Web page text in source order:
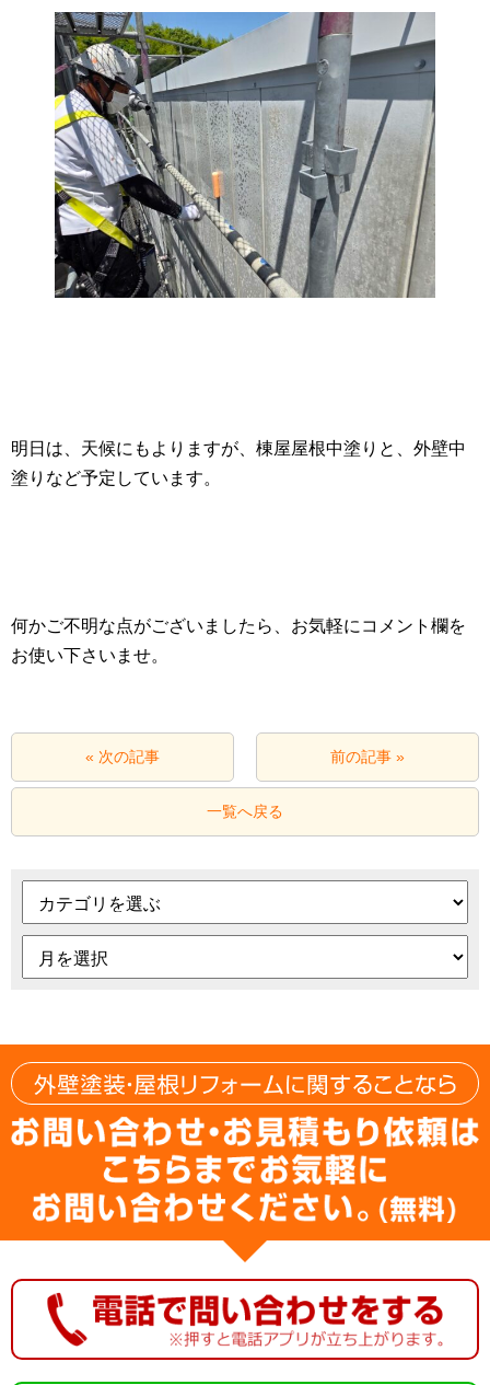
明日は、天候にもよりますが、棟屋屋根中塗りと、外壁中
塗りなど予定しています。
何かご不明な点がございましたら、お気軽にコメント欄を
お使い下さいませ。
« 次の記事 前の記事 »
一覧へ戻る